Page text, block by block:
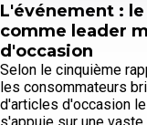
L'événement :
comme leader
d'occasion
Selon le cinquième
les consommateurs
d'articles d'occasion